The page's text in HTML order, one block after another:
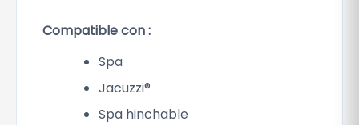
Compatible con :
Spa
Jacuzzi®
Spa hinchable